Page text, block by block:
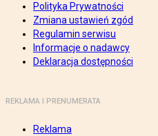
Polityka Prywatności
Zmiana ustawień zgód
Regulamin serwisu
Informacje o nadawcy
Deklaracja dostępności
REKLAMA I PRENUMERATA
Reklama